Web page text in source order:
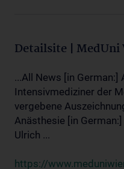
Detailsite | MedUni
...All News [in German:]
Intensivmediziner der
vergebene
Anästhesie [in
Ulrich ...
https://